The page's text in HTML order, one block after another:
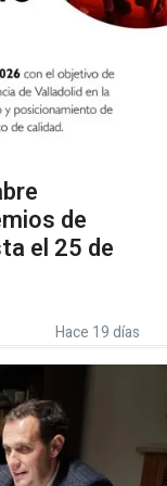
de
el 25 de
Hace 19 días